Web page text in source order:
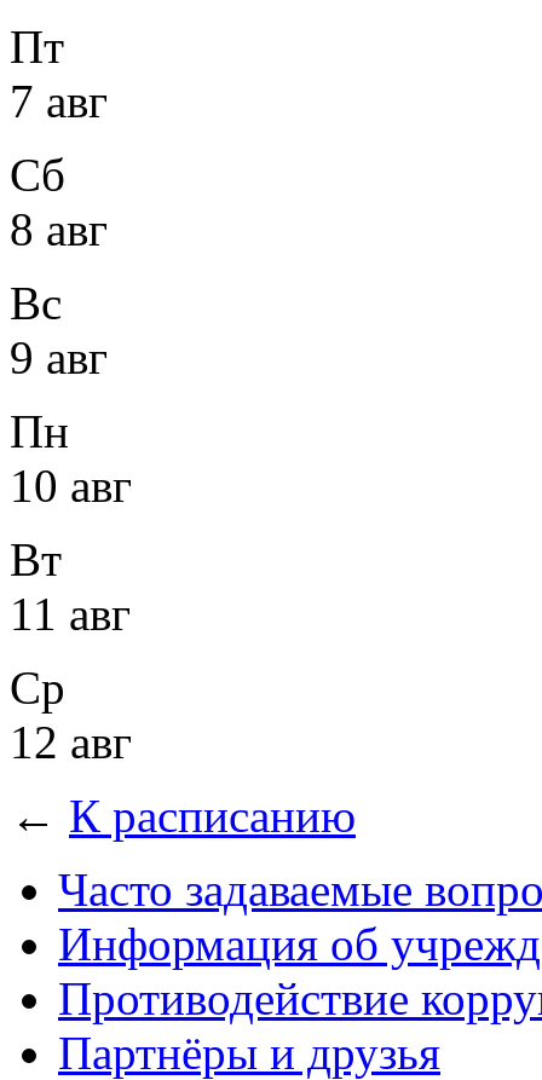
Пт
7 авг
Сб
8 авг
Вс
9 авг
Пн
10 авг
Вт
11 авг
Ср
12 авг
← К расписанию
Часто задаваемые
Информация об
Противодействие
Партнёры и друзья